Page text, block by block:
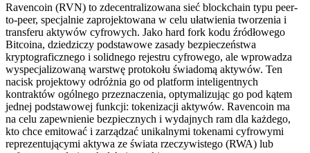
Ravencoin (RVN) to zdecentralizowana sieć blockchain typu peer-
to-peer, specjalnie zaprojektowana w celu ułatwienia tworzenia i
transferu aktywów cyfrowych. Jako hard fork kodu źródłowego
Bitcoina, dziedziczy podstawowe zasady bezpieczeństwa
kryptograficznego i solidnego rejestru cyfrowego, ale wprowadza
wyspecjalizowaną warstwę protokołu świadomą aktywów. Ten
nacisk projektowy odróżnia go od platform inteligentnych
kontraktów ogólnego przeznaczenia, optymalizując go pod kątem
jednej podstawowej funkcji: tokenizacji aktywów. Ravencoin ma
na celu zapewnienie bezpiecznych i wydajnych ram dla każdego,
kto chce emitować i zarządzać unikalnymi tokenami cyfrowymi
reprezentującymi aktywa ze świata rzeczywistego (RWA) lub